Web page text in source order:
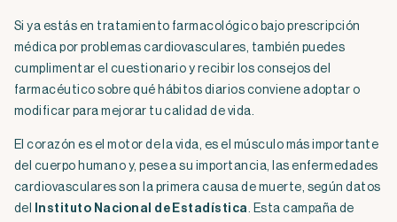
Si ya estás en tratamiento farmacológico bajo prescripción
médica por problemas cardiovasculares, también puedes
cumplimentar el cuestionario y recibir los consejos del
farmacéutico sobre qué hábitos diarios conviene adoptar o
modificar para mejorar tu calidad de vida.
El corazón es el motor de la vida, es el músculo más importante
del cuerpo humano y, pese a su importancia, las enfermedades
cardiovasculares son la primera causa de muerte, según datos
del
Instituto Nacional de Estadística
. Esta campaña de